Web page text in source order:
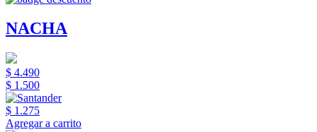
NACHA
$ 4.490
$ 1.500
$ 1.275
Agregar a carrito